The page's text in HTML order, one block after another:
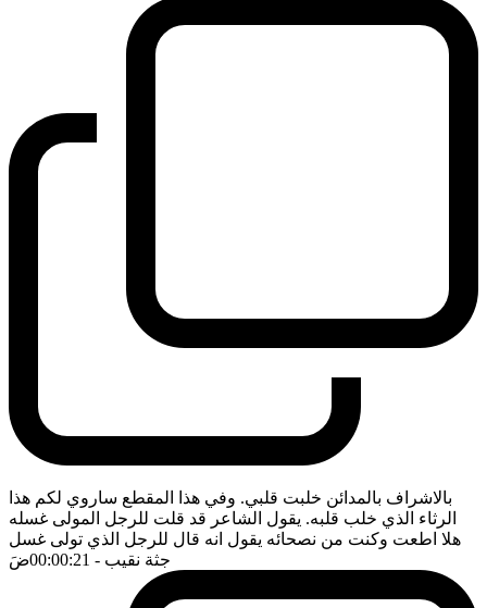
بالاشراف بالمدائن خلبت قلبي. وفي هذا المقطع ساروي لكم هذا
الرثاء الذي خلب قلبه. يقول الشاعر قد قلت للرجل المولى غسله
هلا اطعت وكنت من نصحائه يقول انه قال للرجل الذي تولى غسل
جثة نقيب - 00:00:21 ضَ